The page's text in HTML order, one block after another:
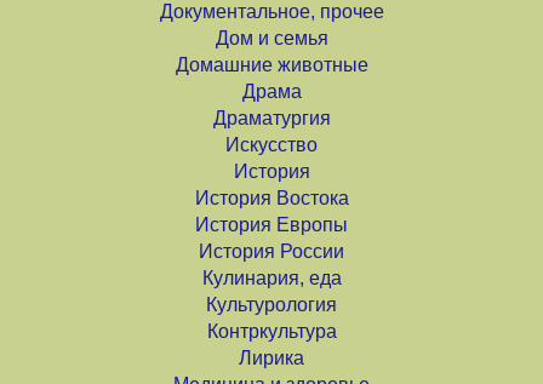
Документальное, прочее
Дом и семья
Домашние животные
Драма
Драматургия
Искусство
История
История Востока
История Европы
История России
Кулинария, еда
Культурология
Контркультура
Лирика